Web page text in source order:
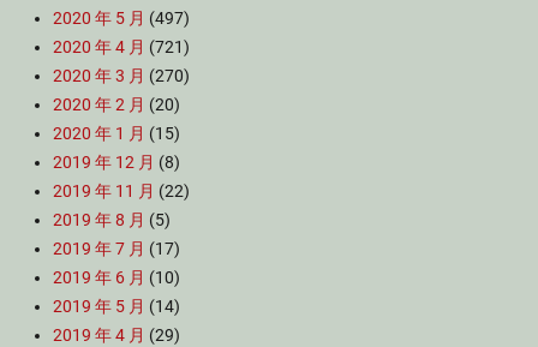
2020 年 5 月 (497)
2020 年 4 月 (721)
2020 年 3 月 (270)
2020 年 2 月 (20)
2020 年 1 月 (15)
2019 年 12 月 (8)
2019 年 11 月 (22)
2019 年 8 月 (5)
2019 年 7 月 (17)
2019 年 6 月 (10)
2019 年 5 月 (14)
2019 年 4 月 (29)